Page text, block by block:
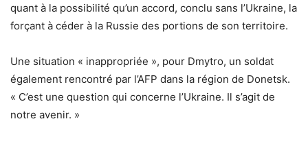
quant à la possibilité qu’un accord, conclu sans l’Ukraine, la
forçant à céder à la Russie des portions de son territoire.
Une situation « inappropriée », pour Dmytro, un soldat
également rencontré par l’AFP dans la région de Donetsk.
« C’est une question qui concerne l’Ukraine. Il s’agit de
notre avenir. »